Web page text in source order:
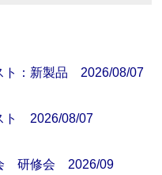
ト：新製品 2026/08/07
ト 2026/08/07
研修会 2026/09